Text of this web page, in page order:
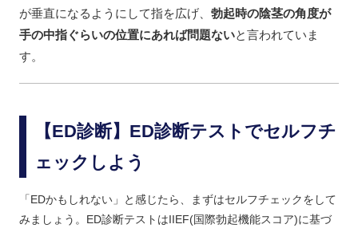
が垂直になるようにして指を広げ、 勃起時の陰茎の角度が
手の中指ぐらいの位置にあれば問題ないと言われていま
す。
【ED診断】ED診断テストでセルフチ
ェックしよう
「EDかもしれない」と感じたら、まずはセルフチェックをして
みましょう。ED診断テストはIIEF(国際勃起機能スコア)に基づ